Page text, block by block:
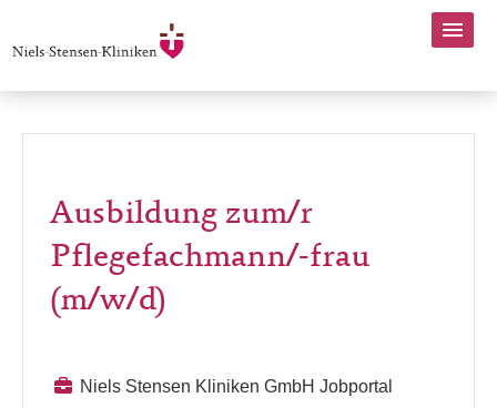
Ausbildung zum/r
Pflegefachmann/-frau
(m/w/d)
Niels Stensen Kliniken GmbH Jobportal